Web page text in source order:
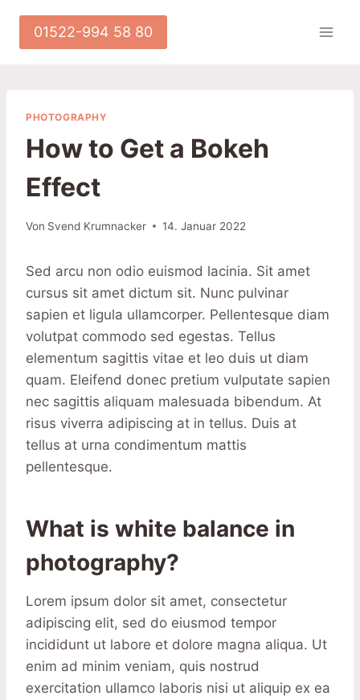
springen
01522-994 58 80
PHOTOGRAPHY
How to Get a Bokeh
Effect
Von Svend Krumnacker 14. Januar 2022
Sed arcu non odio euismod lacinia. Sit amet
cursus sit amet dictum sit. Nunc pulvinar
sapien et ligula ullamcorper. Pellentesque diam
volutpat commodo sed egestas. Tellus
elementum sagittis vitae et leo duis ut diam
quam. Eleifend donec pretium vulputate sapien
nec sagittis aliquam malesuada bibendum. At
risus viverra adipiscing at in tellus. Duis at
tellus at urna condimentum mattis
pellentesque.
What is white balance in
photography?
Lorem ipsum dolor sit amet, consectetur
adipiscing elit, sed do eiusmod tempor
incididunt ut labore et dolore magna aliqua. Ut
enim ad minim veniam, quis nostrud
exercitation ullamco laboris nisi ut aliquip ex ea